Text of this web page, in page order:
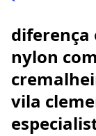
diferença
nylon
vila